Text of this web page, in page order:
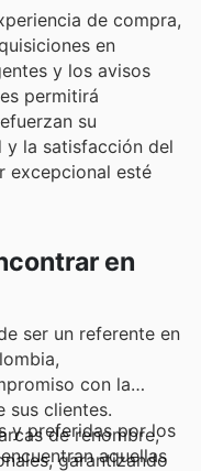
de compra,
en
y los avisos
permitirá
su
la satisfacción del
excepcional esté
en
ser un referente en
con la
sus clientes.
de renombre,
garantizando
y preferidas por los
aquellas